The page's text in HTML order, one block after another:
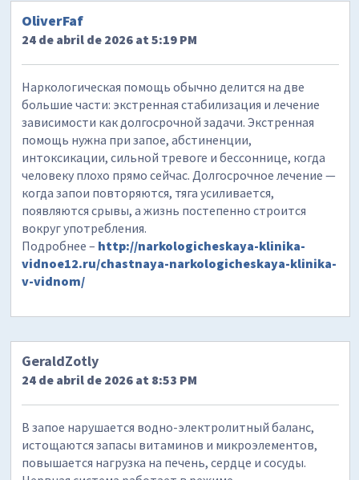
OliverFaf
24 de abril de 2026 at 5:19 PM
Наркологическая помощь обычно делится на две
большие части: экстренная стабилизация и лечение
зависимости как долгосрочной задачи. Экстренная
помощь нужна при запое, абстиненции,
интоксикации, сильной тревоге и бессоннице, когда
человеку плохо прямо сейчас. Долгосрочное лечение —
когда запои повторяются, тяга усиливается,
появляются срывы, а жизнь постепенно строится
вокруг употребления.
Подробнее – http://narkologicheskaya-klinika-
vidnoe12.ru/chastnaya-narkologicheskaya-klinika-
v-vidnom/
GeraldZotly
24 de abril de 2026 at 8:53 PM
В запое нарушается водно-электролитный баланс,
истощаются запасы витаминов и микроэлементов,
повышается нагрузка на печень, сердце и сосуды.